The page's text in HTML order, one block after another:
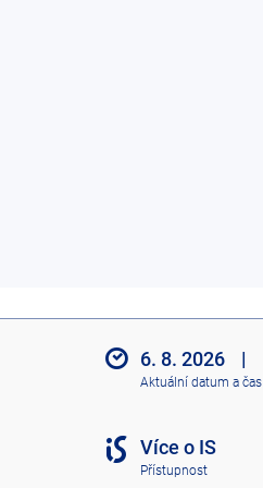
6. 8. 2026 |
Aktuální datum a čas
Více o IS
Přístupnost